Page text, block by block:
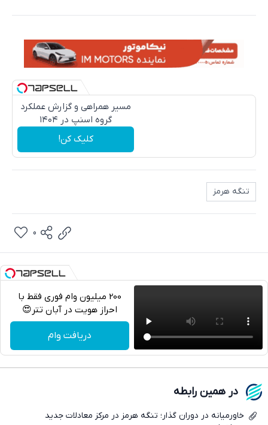
مسیر همراهی و گزارش عملکرد
گروه اسنپ در ۱۴۰۴
کلیک کن!
تنگه هرمز
واتساپ
0
200 میلیون وام فوری فقط با
احراز هویت در آبان تتر😍
دریافت وام
در همین رابطه
خاورمیانه در دوران گذار؛ تنگه هرمز در مرکز معادلات جدید